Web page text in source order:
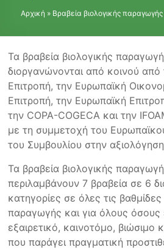
Αρχική » Βραβεία βιολογικής
Τα βραβεία βιολογικής
διοργανώνονται από κοινού
Επιτροπή, την Ευρωπαϊκή
Επιτροπή, την Ευρωπαϊκή
την COPA-COGECA και την
με τη συμμετοχή του
του Συμβουλίου στην
Τα βραβεία βιολογικής
περιλαμβάνουν 7 βραβεία σε 6
κατηγορίες σε όλες τις βαθμίδες
παραγωγής και για όλους όσους
εξαιρετικό, καινοτόμο, βιώσιμο
που παράγει πραγματική